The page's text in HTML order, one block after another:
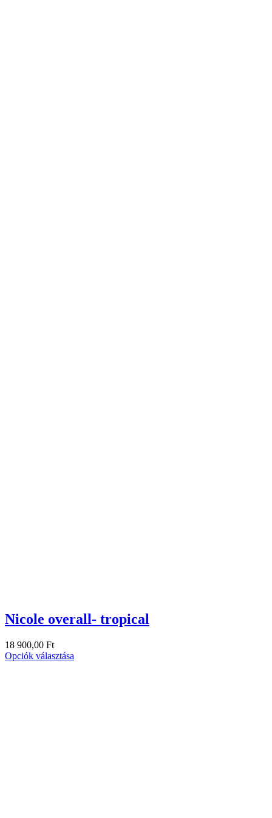
Nicole overall- tropical
18 900,00 Ft
Opciók választása